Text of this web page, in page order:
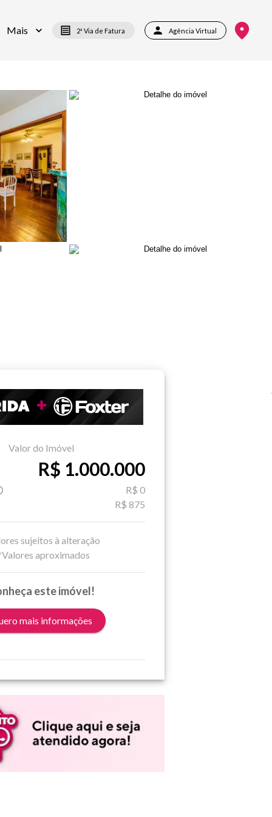
Mais 2ª Via de Fatura Agência Virtual
Valor do Imóvel
R$ 1.000.000
R$ 0
R$ 875
sujeitos à alteração
aproximados
este imóvel!
mais informações